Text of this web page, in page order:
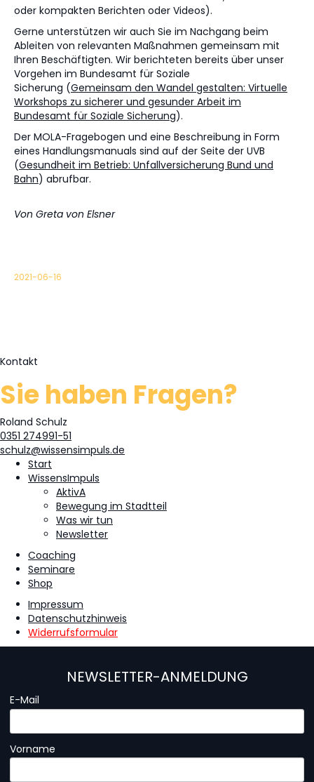
oder kompakten Berichten oder Videos).
Gerne unterstützen wir auch Sie im Nachgang beim
Ableiten von relevanten Maßnahmen gemeinsam mit
Ihren Beschäftigten. Wir berichteten bereits über unser
Vorgehen im Bundesamt für Soziale
Sicherung (Gemeinsam den Wandel gestalten: Virtuelle
Workshops zu sicherer und gesunder Arbeit im
Bundesamt für Soziale Sicherung).
Der MOLA-Fragebogen und eine Beschreibung in Form
eines Handlungsmanuals sind auf der Seite der UVB
(Gesundheit im Betrieb: Unfallversicherung Bund und
Bahn) abrufbar.
Von Greta von Elsner
2021-06-16
Kontakt
Sie haben Fragen?
Roland Schulz
0351 274991-51
schulz@wissensimpuls.de
Start
WissensImpuls
AktivA
Bewegung im Stadtteil
Was wir tun
Newsletter
Coaching
Seminare
Shop
Impressum
Datenschutzhinweis
Widerrufsformular
NEWSLETTER-ANMELDUNG
E-Mail
Vorname